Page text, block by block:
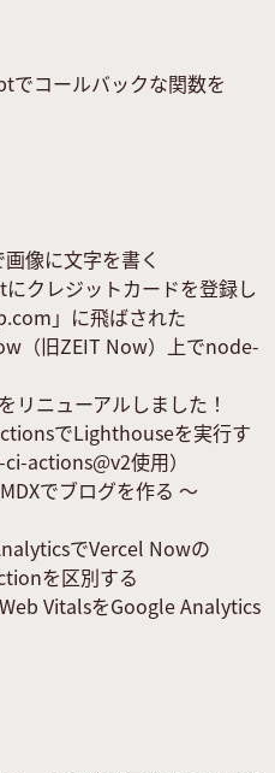
でコールバックな関数を
像に文字を書く
クレジットカードを登録し
」に飛ばされた
（旧ZEIT Now）上でnode-
リニューアルしました！
でLighthouseを実行す
actions@v2使用）
でブログを作る 〜
でVercel Nowの
を区別する
VitalsをGoogle Analytics